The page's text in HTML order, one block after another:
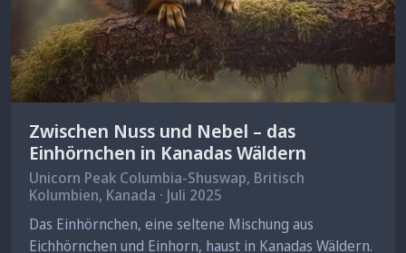
Zwischen Nuss und Nebel – das
Einhörnchen in Kanadas Wäldern
Unicorn Peak Columbia-Shuswap, Britisch
Kolumbien, Kanada · Juli 2025
Das Einhörnchen, eine seltene Mischung aus
Eichhörnchen und Einhorn, haust in Kanadas Wäldern.